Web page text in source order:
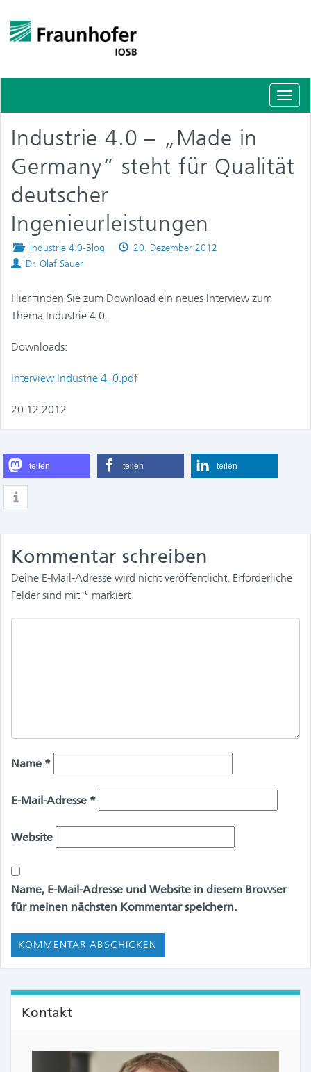
Industrie 4.0 – „Made in
Germany“ steht für Qualität
deutscher
Ingenieurleistungen
Posted
in
Industrie 4.0-Blog
Published
20. Dezember 2012
Authors
Dr. Olaf Sauer
Hier finden Sie zum Download ein neues Interview zum
Thema Industrie 4.0.
Downloads:
Interview Industrie 4_0.pdf
20.12.2012
teilen teilen teilen
Kommentar schreiben
Deine E-Mail-Adresse wird nicht veröffentlicht. Erforderliche
Felder sind mit * markiert
Name *
E-Mail-Adresse *
Website
Name, E-Mail-Adresse und Website in diesem Browser
für meinen nächsten Kommentar speichern.
Kontakt